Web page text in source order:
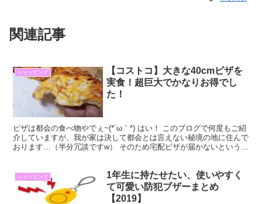
関連記事
ショッピング
【コストコ】大きな40cmピザを
実食！超巨大でかなりお得でし
た！
ピザは都会の食べ物やでぇ~(*´ω｀*) はい！ このブログで何度もご紹
介していますが、我が家は決して都会とは言えない秘境の地に住んで
おります…（半分冗談ですw） そのため宅配ピザが届かないという状
ショッピング
1年生に持たせたい、使いやすく
て可愛い防犯ブザーまとめ
【2019】